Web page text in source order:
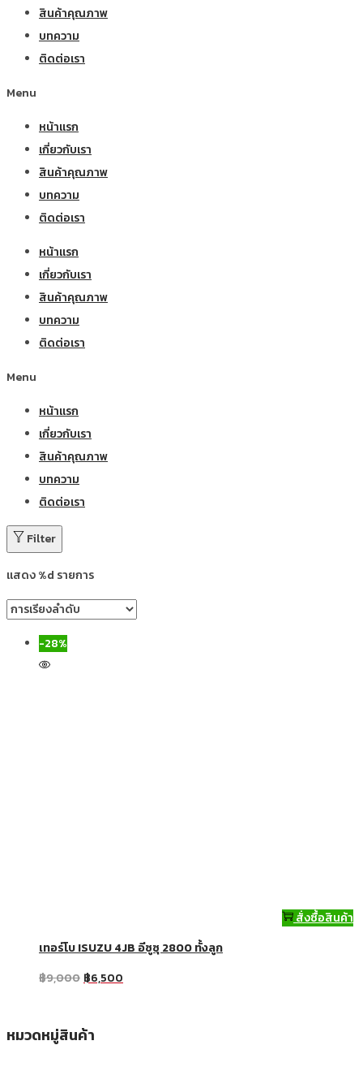
สินค้าคุณภาพ
บทความ
ติดต่อเรา
Menu
หน้าแรก
เกี่ยวกับเรา
สินค้าคุณภาพ
บทความ
ติดต่อเรา
หน้าแรก
เกี่ยวกับเรา
สินค้าคุณภาพ
บทความ
ติดต่อเรา
Menu
หน้าแรก
เกี่ยวกับเรา
สินค้าคุณภาพ
บทความ
ติดต่อเรา
Filter
แสดง %d รายการ
-28%
สั่งซื้อสินค้า
เทอร์โบ ISUZU 4JB อีซูซุ 2800 ทั้งลูก
฿9,000฿6,500
หมวดหมู่สินค้า